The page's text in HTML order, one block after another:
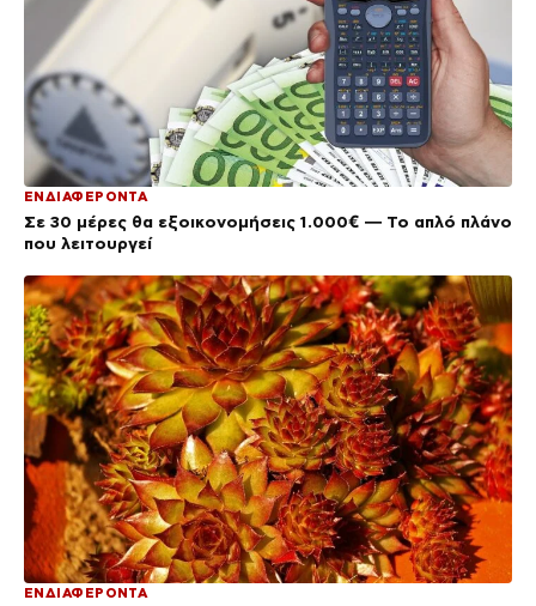
ΕΝΔΙΑΦΕΡΟΝΤΑ
Σε 30 μέρες θα εξοικονομήσεις 1.000€ — Το απλό πλάνο
που λειτουργεί
ΕΝΔΙΑΦΕΡΟΝΤΑ